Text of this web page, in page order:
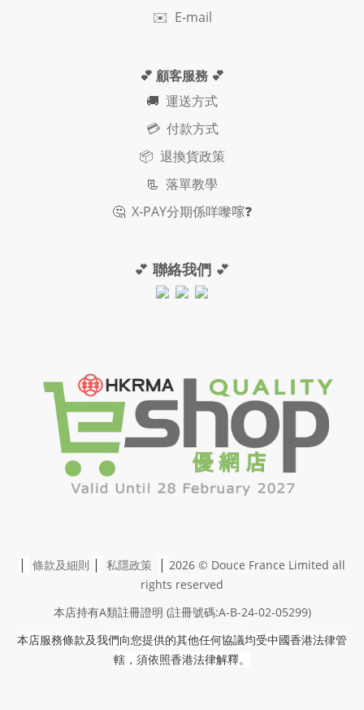
✉️ E-mail
💕 顧客服務 💕
🚚 運送方式
💳 付款方式
📦 退換貨政策
📃 落單教學
🤔 X-PAY分期係咩嚟𠺢❓
💕 聯絡我們 💕
| 條款及細則 | 私隱政策 | 2026 © Douce France Limited all
rights reserved
本店持有A類註冊證明 (註冊號碼:A-B-24-02-05299)
本店服務條款及我們向您提供的其他任何協議均受中國香港法律管
轄，須依照香港法律解釋。